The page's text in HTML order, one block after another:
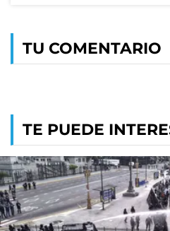
TU COMENTARIO
TE PUEDE